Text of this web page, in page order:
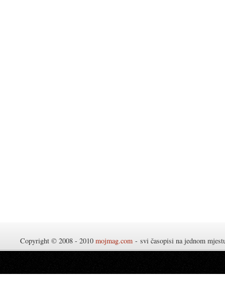
Copyright © 2008 - 2010 mojmag.com - svi časopisi na jednom